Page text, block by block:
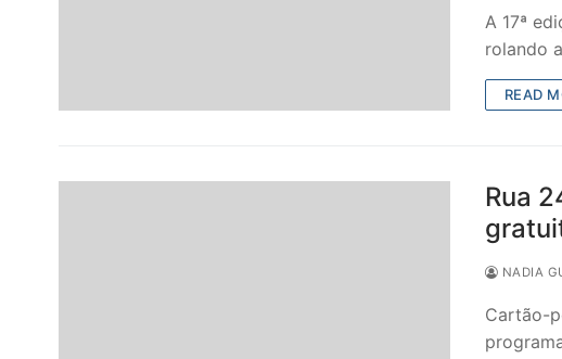
A 17ª
rolando
READ
Rua
NADIA
Cartão-